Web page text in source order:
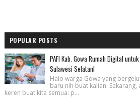
POPULAR POSTS
PAFI Kab. Gowa Rumah Digital
Sulawesi Selatan!
Halo warga Gowa yang
baru nih buat kalian.
keren buat kita semua: p...